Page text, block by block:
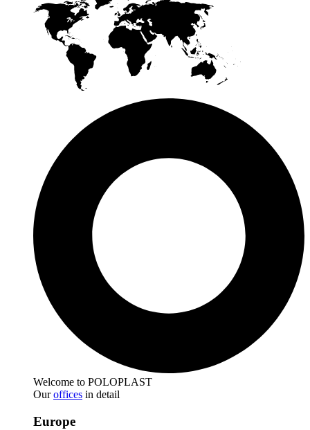
Welcome to POLOPLAST
Ouroffices in detail
Europe